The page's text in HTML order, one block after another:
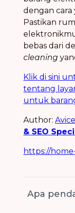
dengan cara
Pastikan
bebas dari
cleaning
Klik di sini
tentang
untuk
Author:
& SEO
https://
Apa